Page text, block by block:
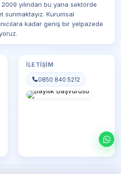
yılından bu yana sektörde
sunmaktayız. Kurumsal
kadar geniş bir yelpazede
İLETIŞIM
0850 840 5212